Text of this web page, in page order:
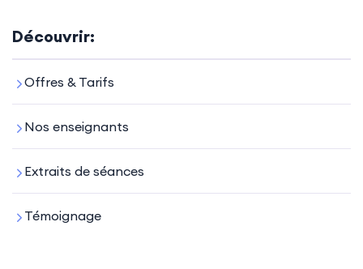
Découvrir:
Offres & Tarifs
Nos enseignants
Extraits de séances
Témoignage